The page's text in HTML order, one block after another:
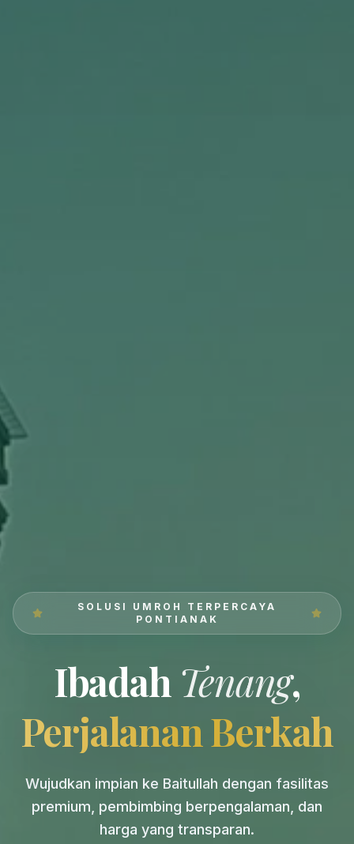
SOLUSI UMROH TERPERCAYA
PONTIANAK
Ibadah Tenang,
Perjalanan Berkah
Wujudkan impian ke Baitullah dengan fasilitas
premium, pembimbing berpengalaman, dan
harga yang transparan.